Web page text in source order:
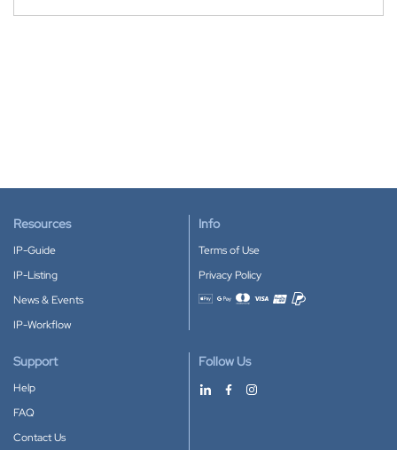
Resources
IP-Guide
IP-Listing
News & Events
IP-Workflow
Info
Terms of Use
Privacy Policy
Accepted payment methods
Support
Help
FAQ
Contact Us
Follow Us